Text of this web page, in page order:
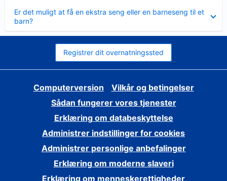
Er det muligt at få en ekstra seng eller en barneseng til et
barn?
Registrer dit overnatningssted
Computerversion
Vilkår og betingelser
Sådan fungerer vores tjenester
Erklæring om databeskyttelse
Administrer indstillinger for cookies
Administrer personlige anbefalinger
Erklæring om moderne slaveri
Erklæring om menneskerettigheder